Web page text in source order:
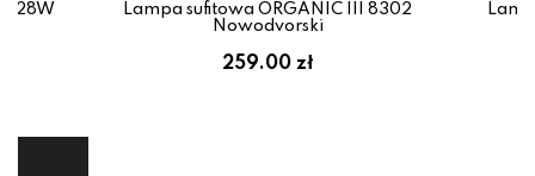
28W
Lampa sufitowa ORGANIC III 8302
Nowodvorski
259.00 zł